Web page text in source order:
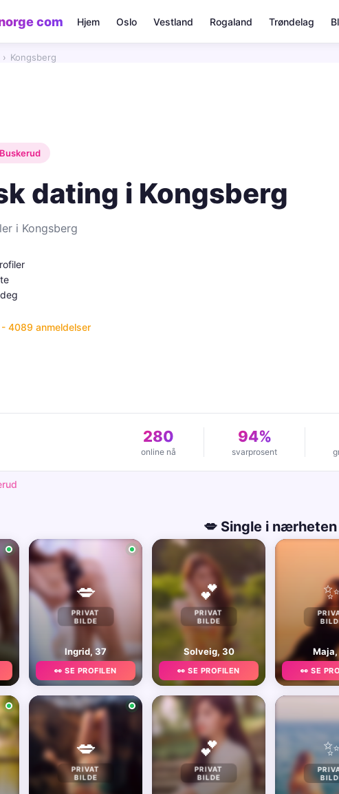
com Hjem Oslo Vestland Rogaland Trøndelag
› Kongsberg
Buskerud
dating i Kongsberg
i Kongsberg
anmeldelser
280
online nå
94%
svarprosent
💋 Single i nærheten
💋
PRIVAT
BILDE
Ingrid, 37
👀 SE PROFILEN
💕
PRIVAT
BILDE
Solveig, 30
👀 SE PROFILEN 👀 SE
💋
PRIVAT
BILDE
💕
PRIVAT
BILDE